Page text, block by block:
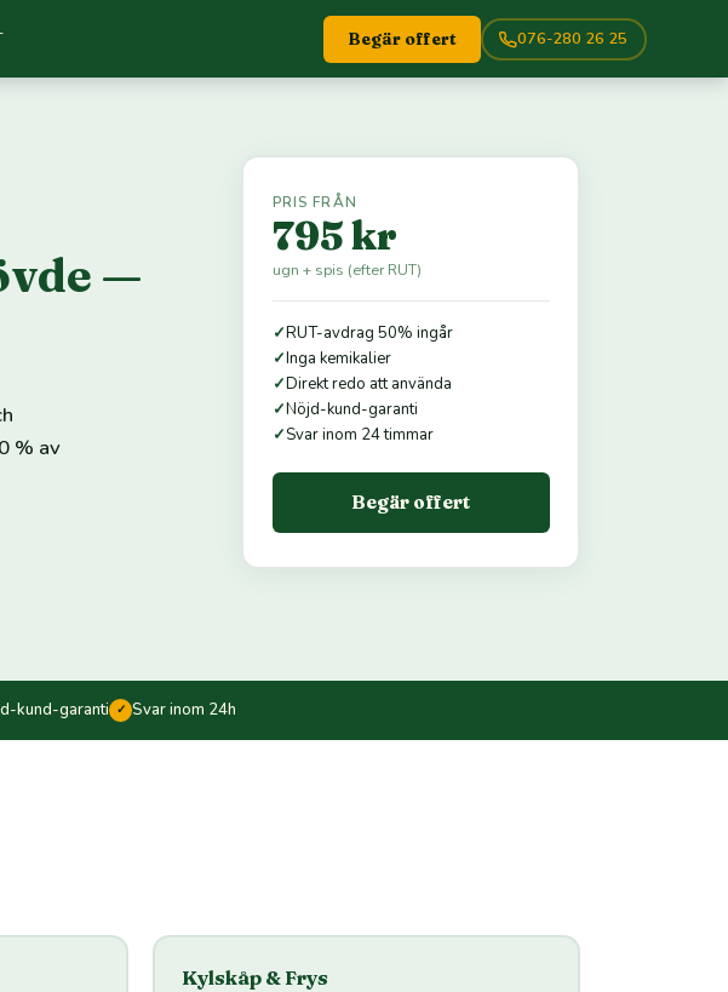
Begär offert 076-280 26 25
—
% av
PRIS FRÅN
795 kr
ugn + spis (efter RUT)
✓RUT-avdrag 50% ingår
✓Inga kemikalier
✓Direkt redo att använda
✓Nöjd-kund-garanti
✓Svar inom 24 timmar
Begär offert
kund-garanti ✓ Svar inom 24h
Kylskåp & Frys